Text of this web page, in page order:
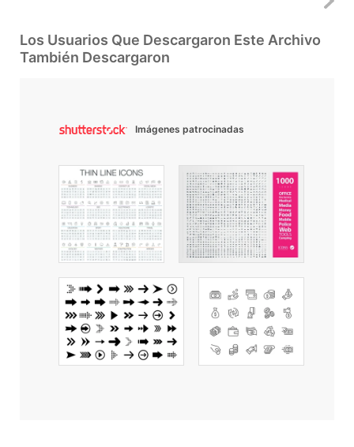
Los Usuarios Que Descargaron Este Archivo
También Descargaron
Imágenes patrocinadas